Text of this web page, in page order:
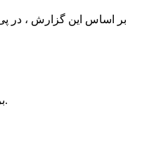
بر اساس این گزارش ، در
بر اساس این گزارش مرکز تاکسی بی سیم ممسنی به دلیل نداشتن پروانه ی کسب به استناد ماده ی ۲۷ و ۲۸ قانون نظام صنفی با دستور مقام قضایی تا اطلاع ثانوی پلمپ گردید.